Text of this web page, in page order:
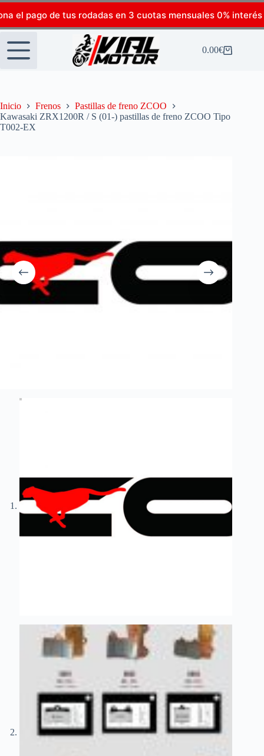
el pago de tus rodadas en 3 cuotas mensuales 0% interés
0.00€
Inicio Frenos
Pastillas de freno ZCOO
Kawasaki ZRX1200R / S (01-) pastillas de freno ZCOO Tipo
T002-EX